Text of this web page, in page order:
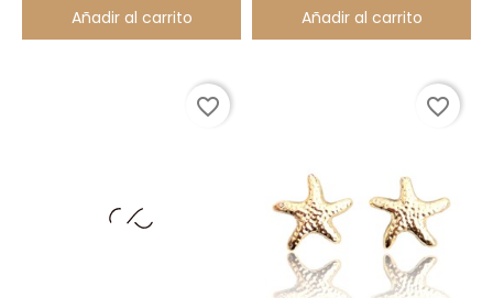
Añadir al carrito Añadir al carrito
favorite_border favorite_border